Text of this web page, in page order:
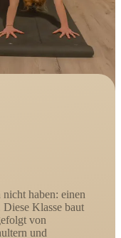
haben: einen
Klasse baut
von
und